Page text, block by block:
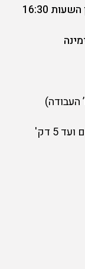
יום חמישי 30/4 – חלוקה מוקדמת בין השעות 16:30
העבודה)
5:30 פתיחת חלוקת ערכות לכל המקצים ועד 5 דק'